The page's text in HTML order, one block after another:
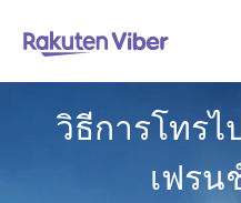
วิธีการโทรไ
เฟรน